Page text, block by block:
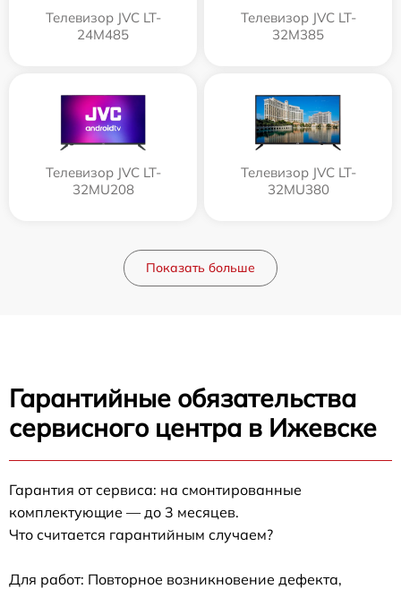
Телевизор JVC LT-
24M485
Телевизор JVC LT-
32M385
Телевизор JVC LT-
32MU208
Телевизор JVC LT-
32MU380
Показать больше
Гарантийные обязательства
сервисного центра в Ижевске
Гарантия от сервиса: на смонтированные
комплектующие — до 3 месяцев.
Что считается гарантийным случаем?
Для работ: Повторное возникновение дефекта,